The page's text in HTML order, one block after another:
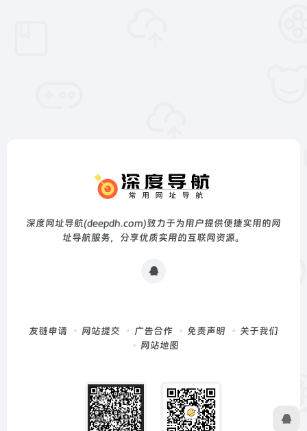
深度网址导航(deepdh.com)致力于为用户提供便捷实用的网
址导航服务，分享优质实用的互联网资源。
友链申请 网站提交 广告合作 免责声明
关于我们
网站地图